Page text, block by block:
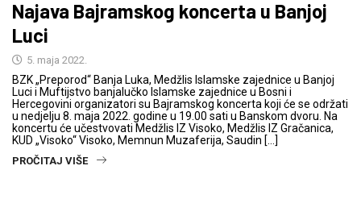
Najava Bajramskog koncerta u Banjoj
Luci
5. maja 2022.
BZK „Preporod“ Banja Luka, Medžlis Islamske zajednice u Banjoj
Luci i Muftijstvo banjalučko Islamske zajednice u Bosni i
Hercegovini organizatori su Bajramskog koncerta koji će se održati
u nedjelju 8. maja 2022. godine u 19.00 sati u Banskom dvoru. Na
koncertu će učestvovati Medžlis IZ Visoko, Medžlis IZ Gračanica,
KUD „Visoko“ Visoko, Memnun Muzaferija, Saudin […]
PROČITAJ VIŠE